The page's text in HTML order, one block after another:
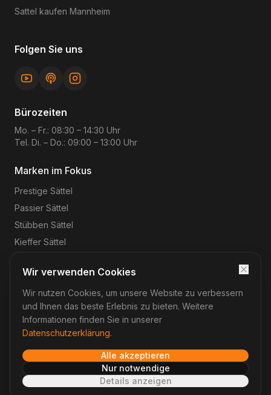
Sattel kaufen Mannheim
Folgen Sie uns
Bürozeiten
Mo. – Fr.: 08:30 – 14:30 Uhr
Tel. Di. – Do.: 09:00 – 13:00 Uhr
Marken im Fokus
Prestige Sättel
Passier Sättel
Stübben Sättel
Kieffer Sättel
©2026 Reitsport-Rheinmain – Magnus Wehrheim. Alle
Rechte vorbehalten.
Impressum DatenschutzAGB
Verträge hier widerrufen
Wir verwenden Cookies
Wir nutzen Cookies, um unsere Website zu verbessern
und Ihnen das beste Erlebnis zu bieten. Weitere
Informationen finden Sie in unserer
Datenschutzerklärung.
Alle akzeptieren
Nur notwendige
Details anzeigen